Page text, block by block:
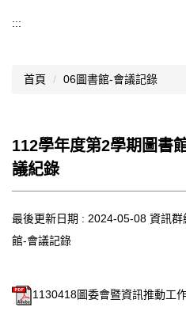
認識西松
文件資料
網站管理
西松學習歷程檔案
:::
首頁 06圖書館-會議記錄
112學年度第2學期圖書
議紀錄
最後更新日期 : 2024-05-08 資訊群
館-會議記錄
1130418圖委會暨資訊推動工